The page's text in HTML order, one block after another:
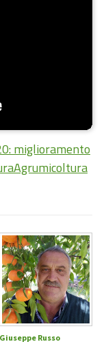
miglioramento
Giuseppe Russo